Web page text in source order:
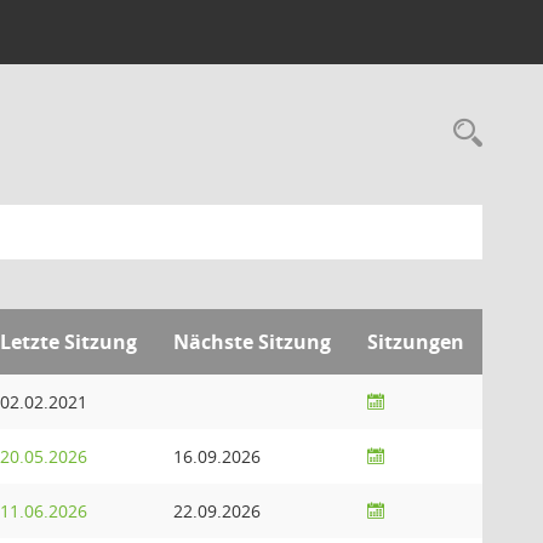
Letzte Sitzung Nächste Sitzung Sitzungen
02.02.2021
20.05.2026 16.09.2026
11.06.2026 22.09.2026